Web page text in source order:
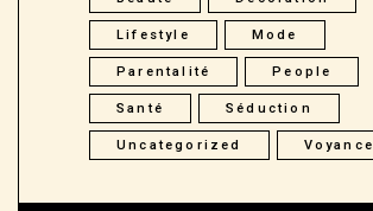
Lifestyle Mode
Parentalité People
Santé Séduction
Uncategorized Voyance